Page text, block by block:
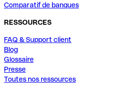
Comparatif de banques
RESSOURCES
FAQ & Support client
Blog
Glossaire
Presse
Toutes nos ressources